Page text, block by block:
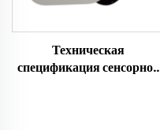
Техническая
спецификация сенсорной